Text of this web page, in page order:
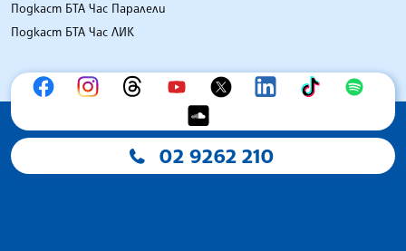
Подкаст БТА Час Паралели
Подкаст БТА Час ЛИК
02 9262 210